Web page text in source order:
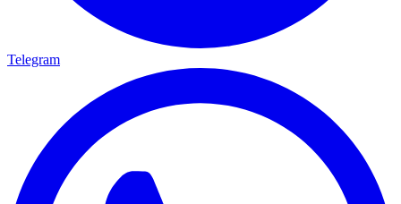
Telegram